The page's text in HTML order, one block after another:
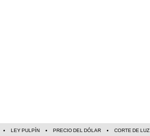
LEY PULPÍN PRECIO DEL DÓLAR CORTE DE LUZ